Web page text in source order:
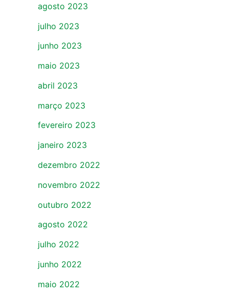
agosto 2023
julho 2023
junho 2023
maio 2023
abril 2023
março 2023
fevereiro 2023
janeiro 2023
dezembro 2022
novembro 2022
outubro 2022
agosto 2022
julho 2022
junho 2022
maio 2022